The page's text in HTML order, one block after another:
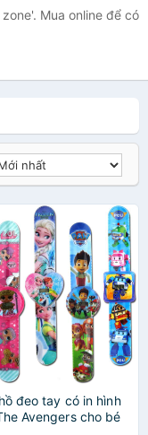
Mua online để có
đeo tay có in hình
Avengers cho bé